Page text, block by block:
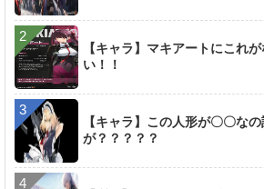
【キャラ】マキアートにこれ
い！！
【キャラ】この人形が〇〇な
が？？？？？